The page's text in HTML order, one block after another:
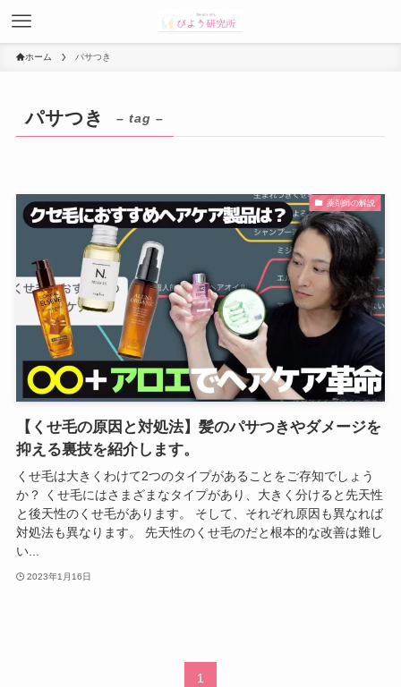
ホーム パサつき
パサつき – tag –
薬剤師の解説
【くせ毛の原因と対処法】髪のパサつきやダメージを
抑える裏技を紹介します。
くせ毛は大きくわけて2つのタイプがあることをご存知でしょう
か？ くせ毛にはさまざまなタイプがあり、大きく分けると先天性
と後天性のくせ毛があります。 そして、それぞれ原因も異なれば
対処法も異なります。 先天性のくせ毛のだと根本的な改善は難し
い...
2023年1月16日
1